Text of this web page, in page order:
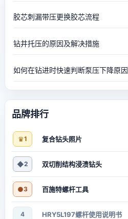
胶芯刺漏带压更换胶芯流程
钻井托压的原因及解决措施
如何在钻进时快速判断泵压下降原因
品牌排行
♛1 复合钻头照片
◆2 双切削结构浸渍钻头
●3 百施特螺杆工具
4 HRY5L197螺杆使用说明书